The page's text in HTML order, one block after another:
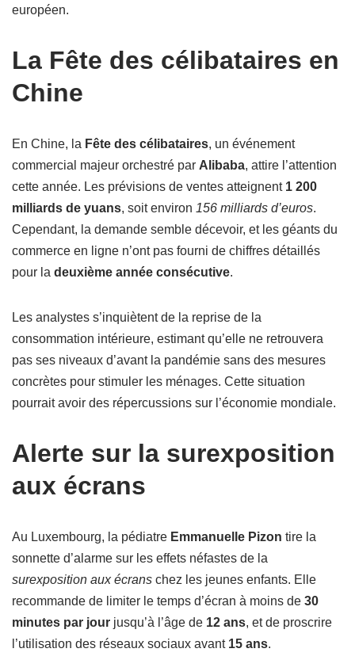
européen.
La Fête des célibataires en
Chine
En Chine, la Fête des célibataires, un événement
commercial majeur orchestré par Alibaba, attire l’attention
cette année. Les prévisions de ventes atteignent 1 200
milliards de yuans, soit environ 156 milliards d’euros.
Cependant, la demande semble décevoir, et les géants du
commerce en ligne n’ont pas fourni de chiffres détaillés
pour la deuxième année consécutive.
Les analystes s’inquiètent de la reprise de la
consommation intérieure, estimant qu’elle ne retrouvera
pas ses niveaux d’avant la pandémie sans des mesures
concrètes pour stimuler les ménages. Cette situation
pourrait avoir des répercussions sur l’économie mondiale.
Alerte sur la surexposition
aux écrans
Au Luxembourg, la pédiatre Emmanuelle Pizon tire la
sonnette d’alarme sur les effets néfastes de la
surexposition aux écrans chez les jeunes enfants. Elle
recommande de limiter le temps d’écran à moins de 30
minutes par jour jusqu’à l’âge de 12 ans, et de proscrire
l’utilisation des réseaux sociaux avant 15 ans.